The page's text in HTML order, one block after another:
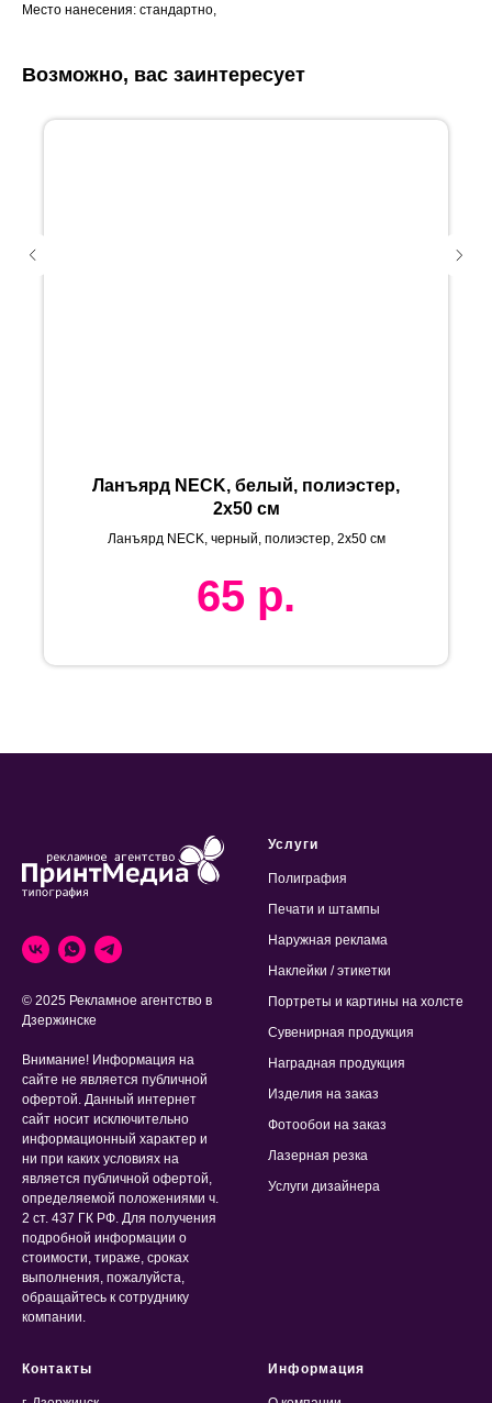
Место нанесения: стандартно,
Возможно, вас заинтересует
Ланъярд NECK, белый, полиэстер,
2х50 см
Ланъярд NECK, черный, полиэстер, 2х50 см
65 р.
© 2025 Рекламное агентство в
Дзержинске
Внимание! Информация на
сайте не является публичной
офертой. Данный интернет
сайт носит исключительно
информационный характер и
ни при каких условиях на
является публичной офертой,
определяемой положениями ч.
2 ст. 437 ГК РФ. Для получения
подробной информации о
стоимости, тираже, сроках
выполнения, пожалуйста,
обращайтесь к сотруднику
компании.
Услуги
Полиграфия
Печати и штампы
Наружная реклама
Наклейки / этикетки
Портреты и картины на холсте
Сувенирная продукция
Наградная продукция
Изделия на заказ
Фотообои на заказ
Лазерная резка
Услуги дизайнера
Контакты Информация